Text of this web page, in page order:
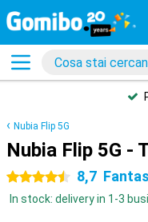
Nubia Flip 5G
Nubia Flip 5G -
4.5 stelle 8,7
In stock: delivery in 1-3